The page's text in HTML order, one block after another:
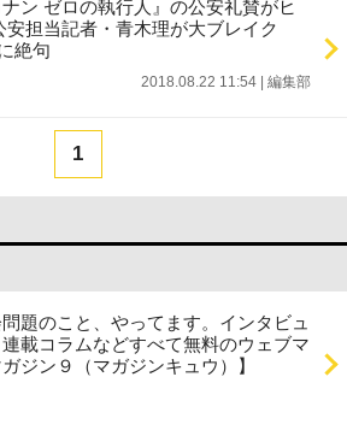
ナン ゼロの執行人』の公安礼賛がヒ
安担当記者・青木理が大ブレイク
絶句
2018.08.22 11:54 編集部
1
題のこと、やってます。インタビュ
載コラムなどすべて無料のウェブマ
ジン９（マガジンキュウ）】